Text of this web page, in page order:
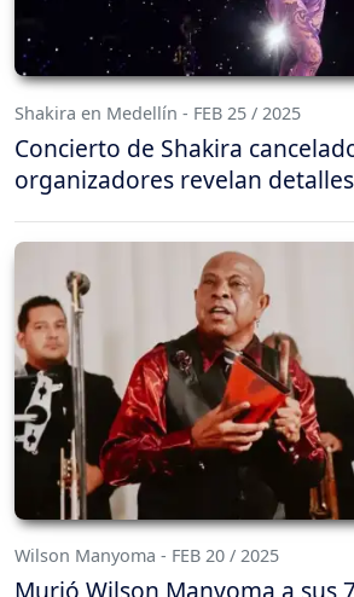
Shakira en Medellín - FEB 25 / 2025
Concierto de Shakira
organizadores revelan
Wilson Manyoma - FEB 20 / 2025
Murió Wilson Manyoma a sus